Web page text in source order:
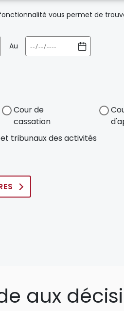
vous permet de
Au
Cour de
cassation
tribunaux des activités
aux